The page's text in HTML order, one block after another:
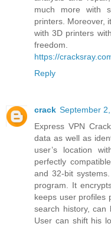
much more with
printers. Moreover,
with 3D printers
freedom.
https://
Reply
crack September
Express VPN
data as well as
user’s location
perfectly
and 32-bit
program. It
keeps user profiles
search history, can
User can shift his